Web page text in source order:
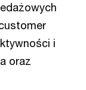
i
oraz